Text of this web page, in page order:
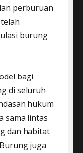
perburuan
burung
bagi
di seluruh
hukum
sama lintas
dan habitat
juga